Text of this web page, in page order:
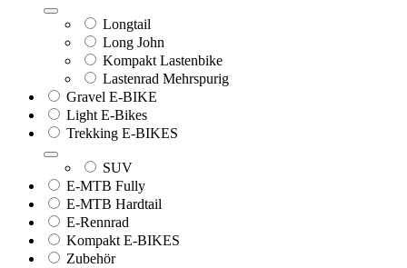
Longtail
Long John
Kompakt Lastenbike
Lastenrad Mehrspurig
Gravel E-BIKE
Light E-Bikes
Trekking E-BIKES
SUV
E-MTB Fully
E-MTB Hardtail
E-Rennrad
Kompakt E-BIKES
Zubehör